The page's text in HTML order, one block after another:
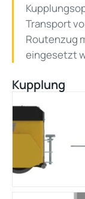
Transport
Routenzug
eingesetzt
Kupplung